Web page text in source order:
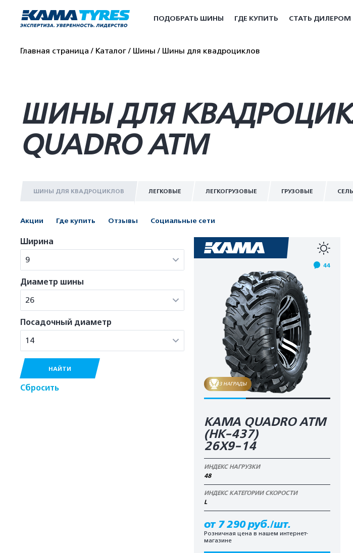
ПОДОБРАТЬ ШИНЫ ГДЕ КУПИТЬ СТАТЬ ДИЛЕРОМ
Главная страница Каталог Шины Шины для квадроциклов
ШИНЫ ДЛЯ
QUADRO ATM
ШИНЫ ДЛЯ КВАДРОЦИКЛОВ ЛЕГКОВЫЕ ЛЕГКОГРУЗОВЫЕ ГРУЗОВЫЕ
Акции Где купить Отзывы Социальные сети
Ширина
9
Диаметр шины
26
Посадочный диаметр
14
НАЙТИ
Сбросить
44
3 НАГРАДЫ
KAMA QUADRO ATM
(HK-437)
26X9-14
ИНДЕКС НАГРУЗКИ
48
ИНДЕКС КАТЕГОРИИ СКОРОСТИ
L
от 7 290 руб./шт.
Розничная цена в нашем интернет-
магазине